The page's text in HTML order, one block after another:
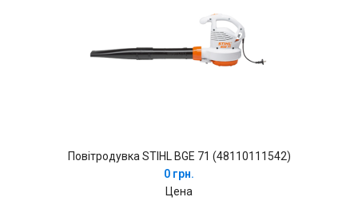
Повітродувка STIHL BGE 71 (48110111542)
0 грн.
Цена